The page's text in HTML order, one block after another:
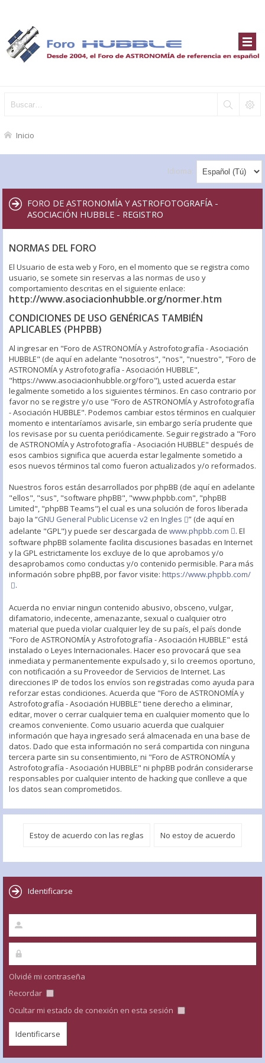
Inicio
Idioma:
FORO DE ASTRONOMÍA Y ASTROFOTOGRAFÍA -
ASOCIACIÓN HUBBLE - REGISTRO
NORMAS DEL FORO
El Usuario de esta web y Foro, en el momento que se registra como
usuario, se somete sin reservas a las normas de uso y
comportamiento descritas en el siguiente enlace:
http://www.asociacionhubble.org/normer.htm
CONDICIONES DE USO GENÉRICAS TAMBIÉN
APLICABLES (PHPBB)
Al ingresar en "Foro de ASTRONOMÍA y Astrofotografía - Asociación
HUBBLE" (de aquí en adelante "nosotros", "nos", "nuestro", "Foro de
ASTRONOMÍA y Astrofotografía - Asociación HUBBLE",
"https://www.asociacionhubble.org/foro"), usted acuerda estar
legalmente sometido a los siguientes términos. En caso contrario por
favor no se registre y/o use "Foro de ASTRONOMÍA y Astrofotografía
- Asociación HUBBLE". Podemos cambiar estos términos en cualquier
momento e intentaríamos avisarle, sin embargo sería prudente que
los revisase por su cuenta periódicamente. Seguir registrado a "Foro
de ASTRONOMÍA y Astrofotografía - Asociación HUBBLE" después de
esos cambios significa que acuerda estar legalmente sometido a
esos nuevos términos tal como fueron actualizados y/o reformados.
Nuestros foros están desarrollados por phpBB (de aquí en adelante
"ellos", "sus", "software phpBB", "www.phpbb.com", "phpBB
Limited", "phpBB Teams") el cual es una solución de foros liberada
bajo la “GNU General Public License v2 en Ingles
” (de aquí en
adelante "GPL") y puede ser descargada de www.phpbb.com
. El
software phpBB solamente facilita discusiones basadas en Internet
y la GPL estrictamente los excluye de lo que aprobamos y/o
desaprobamos como conductas y/o contenido permisible. Para más
información sobre phpBB, por favor visite: https://www.phpbb.com/
.
Acuerda no enviar ningun contenido abusivo, obsceno, vulgar,
difamatorio, indecente, amenazante, sexual o cualquier otro
material que pueda violar cualquier ley de su país, el país donde
"Foro de ASTRONOMÍA y Astrofotografía - Asociación HUBBLE" está
instalado o Leyes Internacionales. Hacer eso provocará que sea
inmediata y permanentemente expulsado y, si lo creemos oportuno,
con notificación a su Proveedor de Servicios de Internet. Las
direcciones IP de todos los envíos son registradas como ayuda para
reforzar estas condiciones. Acuerda que "Foro de ASTRONOMÍA y
Astrofotografía - Asociación HUBBLE" tiene derecho a eliminar,
editar, mover o cerrar cualquier tema en cualquier momento que lo
creamos conveniente. Como usuario acuerda que cualquier
información que haya ingresado será almacenada en una base de
datos. Dado que esta información no será compartida con ninguna
tercera parte sin su consentimiento, ni "Foro de ASTRONOMÍA y
Astrofotografía - Asociación HUBBLE" ni phpBB podrán considerarse
responsables por cualquier intento de hacking que conlleve a que
los datos sean comprometidos.
Identificarse
Olvidé mi contraseña
Recordar
Ocultar mi estado de conexión en esta sesión